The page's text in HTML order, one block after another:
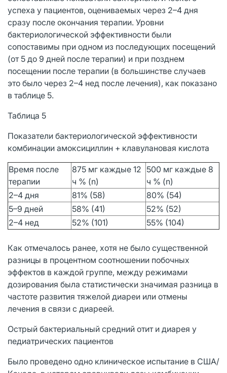
успеха у пациентов, оцениваемых через 2–4 дня
сразу после окончания терапии. Уровни
бактериологической эффективности были
сопоставимы при одном из последующих посещений
(от 5 до 9 дней после терапии) и при позднем
посещении после терапии (в большинстве случаев
это было через 2–4 нед после лечения), как показано
в таблице 5.
Таблица 5
Показатели бактериологической эффективности
комбинации амоксициллин + клавулановая кислота
Время после
терапии
875 мг каждые 12
ч % (n)
500 мг каждые 8
ч % (n)
2–4 дня
81% (58)
80% (54)
5–9 дней
58% (41)
52% (52)
2–4 нед
52% (101) 55% (104)
Как отмечалось ранее, хотя не было существенной
разницы в процентном соотношении побочных
эффектов в каждой группе, между режимами
дозирования была статистически значимая разница в
частоте развития тяжелой диареи или отмены
лечения в связи с диареей.
Острый бактериальный средний отит и диарея у
педиатрических пациентов
Было проведено одно клиническое испытание в США/